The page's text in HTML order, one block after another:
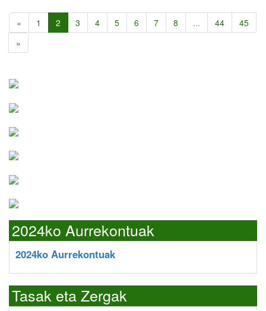
« 1 2 3 4 5 6 7 8 ... 44
45
»
2024ko Aurrekontuak
2024ko Aurrekontuak
Tasak eta Zergak